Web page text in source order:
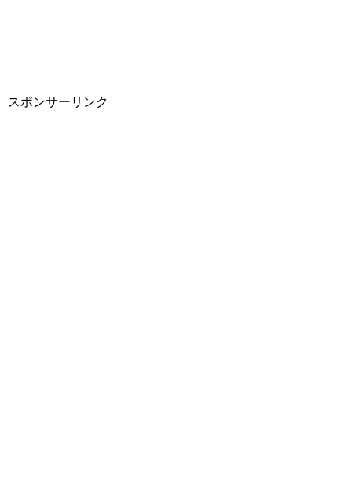
スポンサーリンク